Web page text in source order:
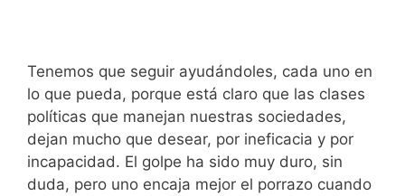
Tenemos que seguir ayudándoles, cada uno en
lo que pueda, porque está claro que las clases
políticas que manejan nuestras sociedades,
dejan mucho que desear, por ineficacia y por
incapacidad. El golpe ha sido muy duro, sin
duda, pero uno encaja mejor el porrazo cuando